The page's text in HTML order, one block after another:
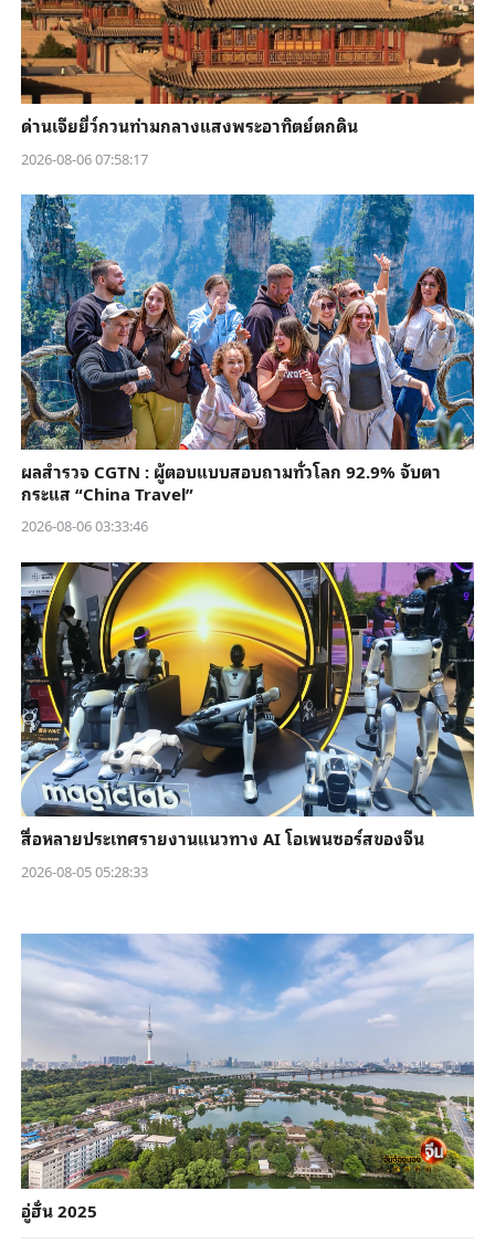
ด่านเจียยี่ว์กวนท่ามกลางแสงพระอาทิตย์ตกดิน
2026-08-06 07:58:17
ผลสำรวจ CGTN : ผู้ตอบแบบสอบถามทั่วโลก 92.9% จับตา
กระแส “China Travel”
2026-08-06 03:33:46
สื่อหลายประเทศรายงานแนวทาง AI โอเพนซอร์สของจีน
2026-08-05 05:28:33
อู่ฮั่น 2025